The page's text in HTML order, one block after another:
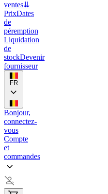
ventes⇊
PrixDates
de
péremption
Liquidation
de
stockDevenir
fournisseur
FR
Bonjour,
connectez-
vous
Compte
et
commandes